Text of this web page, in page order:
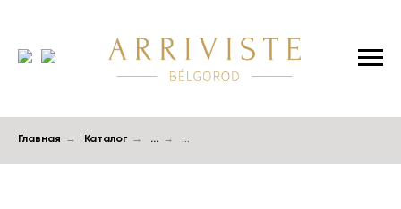
Главная → Каталог → ... → ...